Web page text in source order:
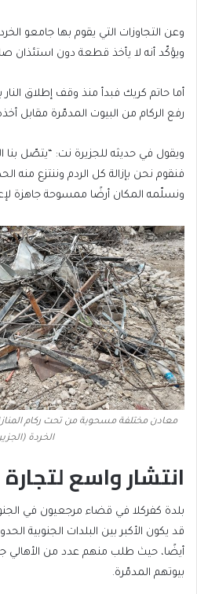
وعن التجاوزات التي يقوم بها جامعو
ويؤكّد أنه لا يأخذ قطعة دون استئذان
أما حاتم كريك فبدأ منذ وقف إطلاق النار
رفع الركام من البيوت المدمّرة مقابل أخذه
ويقول في حديثه للجزيرة نت: “يتصّل بنا
فنقوم نحن بإزالة كل الردم وننتزع منه
ونسلّمه المكان أرضًا ممسوحة جاهزة
معادن مختلفة مسحوبة من تحت ركام
الخردة
انتشار واسع
بلدة كفركلا في قضاء مرجعيون في
قد يكون الأكبر بين البلدات الجنوبية
أيضًا، حيث طلب منهم عدد من الأهالي
بيوتهم المدمّرة.